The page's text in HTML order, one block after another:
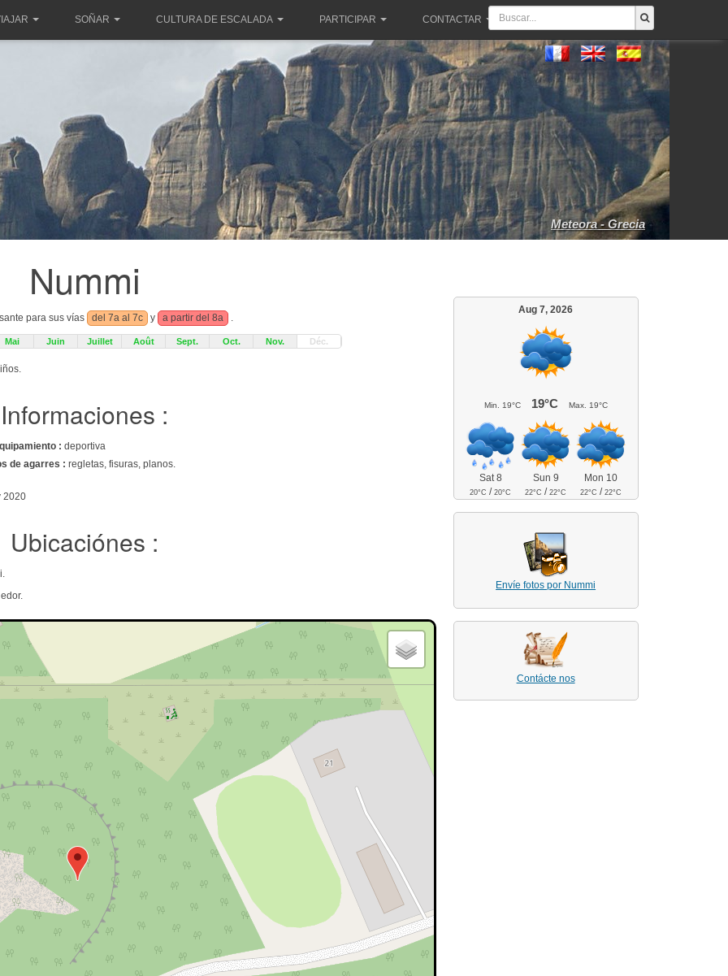
SOÑAR CULTURA DE ESCALADA PARTICIPAR CONTACTAR
Meteora - Grecia
Nummi
para sus vías del 7a al 7c y a partir del 8a .
Mai Juin Juillet Août Sept. Oct. Nov. Déc.
Informaciones :
: deportiva
de agarres : regletas, fisuras, planos.
2020
Ubicaciónes :
Aug 7, 2026
Min. 19°C 19°C Max. 19°C
Sat 8
20°C /20°C
Sun 9
22°C /22°C
Mon 10
22°C /22°C
Envíe fotos por Nummi
Contácte nos